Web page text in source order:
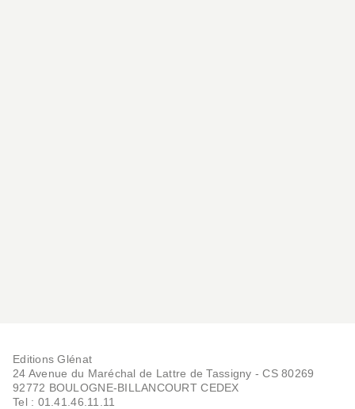
Editions Glénat
24 Avenue du Maréchal de Lattre de Tassigny - CS 80269
92772 BOULOGNE-BILLANCOURT CEDEX
Tel : 01.41.46.11.11